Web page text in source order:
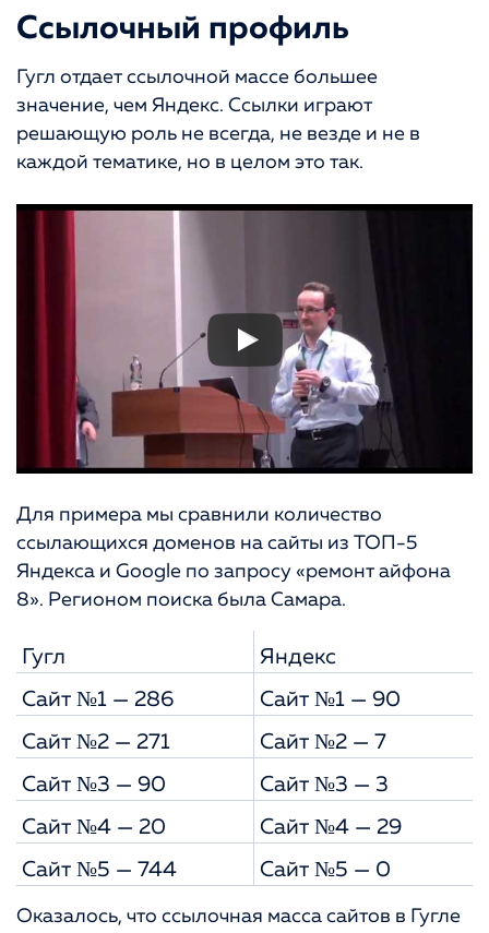
Ссылочный профиль
Гугл отдает ссылочной массе большее
значение, чем Яндекс. Ссылки играют
решающую роль не всегда, не везде и не в
каждой тематике, но в целом это так.
Для примера мы сравнили количество
ссылающихся доменов на сайты из ТОП-5
Яндекса и Google по запросу «ремонт айфона
8». Регионом поиска была Самара.
Гугл
Яндекс
Сайт №1 — 286
Сайт №1 — 90
Сайт №2 — 271
Сайт №2 — 7
Сайт №3 — 90
Сайт №3 — 3
Сайт №4 — 20
Сайт №4 — 29
Сайт №5 — 744
Сайт №5 — 0
Оказалось, что ссылочная масса сайтов в Гугле